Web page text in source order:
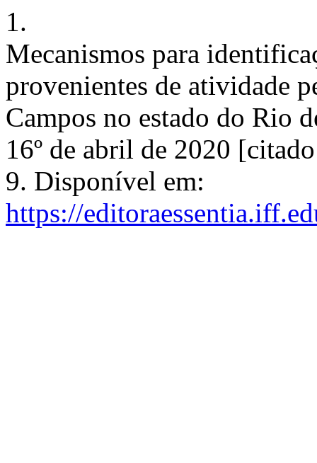
1.
Mecanismos para
provenientes de atividade
Campos no estado do Rio
16º de abril de 2020
9. Disponível em:
https://